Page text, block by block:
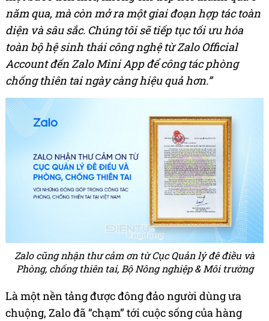
năm qua, mà còn mở ra một giai đoạn hợp tác toàn
diện và sâu sắc. Chúng tôi sẽ tiếp tục tối ưu hóa
toàn bộ hệ sinh thái công nghệ từ Zalo Official
Account đến Zalo Mini App để công tác phòng
chống thiên tai ngày càng hiệu quả hơn.”
Zalo cũng nhận thư cảm ơn từ Cục Quản lý đê điều và
Phòng, chống thiên tai, Bộ Nông nghiệp & Môi trường
Là một nền tảng được đông đảo người dùng ưa
chuộng, Zalo đã “chạm” tới cuộc sống của hàng